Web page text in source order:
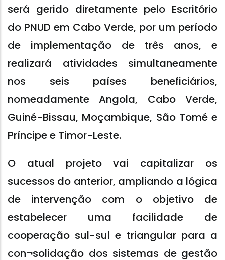
será gerido diretamente pelo Escritório
do PNUD em Cabo Verde, por um período
de implementação de três anos, e
realizará atividades simultaneamente
nos seis países beneficiários,
nomeadamente Angola, Cabo Verde,
Guiné-Bissau, Moçambique, São Tomé e
Príncipe e Timor-Leste.
O atual projeto vai capitalizar os
sucessos do anterior, ampliando a lógica
de intervenção com o objetivo de
estabelecer uma facilidade de
cooperação sul-sul e triangular para a
con¬solidação dos sistemas de gestão